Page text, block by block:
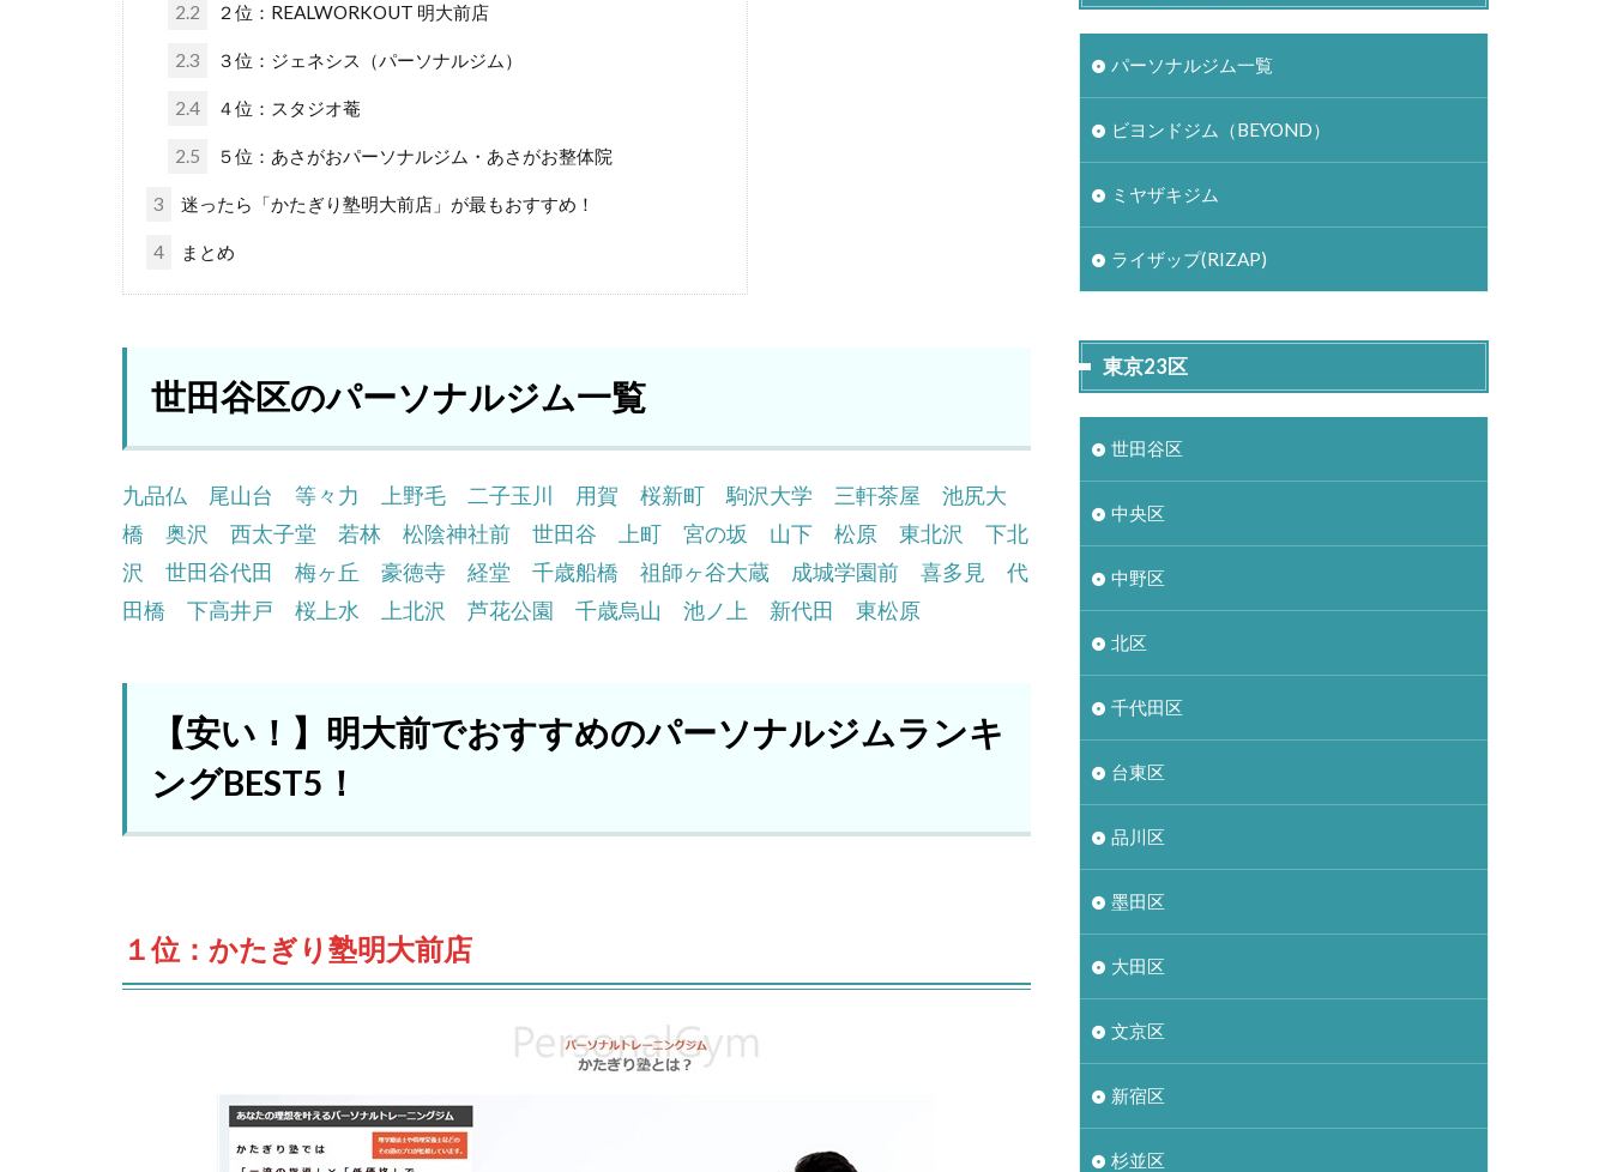
2.2 ２位：REALWORKOUT 明大前店
2.3 ３位：ジェネシス（パーソナルジム）
2.4 ４位：スタジオ菴
2.5 ５位：あさがおパーソナルジム・あさがお整体院
3 迷ったら「かたぎり塾明大前店」が最もおすすめ！
4 まとめ
世田谷区のパーソナルジム一覧
九品仏 尾山台 等々力 上野毛 二子玉川 用賀 桜新町 駒沢大学 三軒茶屋
池尻大
橋
奥沢 西太子堂 若林 松陰神社前 世田谷 上町 宮の坂 山下 松原 東北沢
下北
沢
世田谷代田 梅ヶ丘 豪徳寺 経堂 千歳船橋 祖師ヶ谷大蔵 成城学園前 喜多見
代
田橋
下高井戸 桜上水 上北沢 芦花公園 千歳烏山 池ノ上 新代田 東松原
【安い！】明大前でおすすめのパーソナルジムランキ
ングBEST5！
１位：かたぎり塾明大前店
パーソナルジム一覧
ビヨンドジム（BEYOND）
ミヤザキジム
ライザップ(RIZAP)
東京23区
世田谷区
中央区
中野区
北区
千代田区
台東区
品川区
墨田区
大田区
文京区
新宿区
杉並区